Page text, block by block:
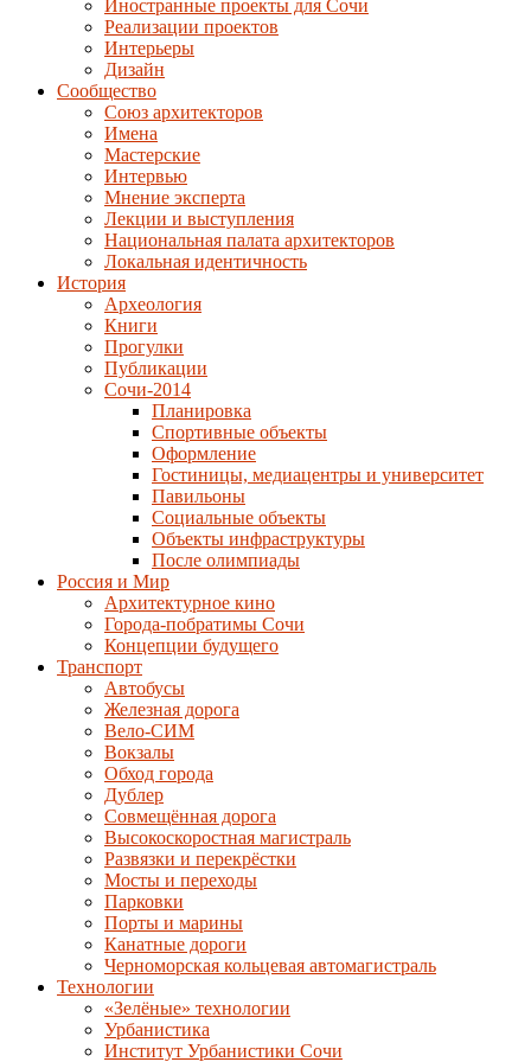
Иностранные проекты для Сочи
Реализации проектов
Интерьеры
Дизайн
Сообщество
Союз архитекторов
Имена
Мастерские
Интервью
Мнение эксперта
Лекции и выступления
Национальная палата архитекторов
Локальная идентичность
История
Археология
Книги
Прогулки
Публикации
Сочи-2014
Планировка
Спортивные объекты
Оформление
Гостиницы, медиацентры и университет
Павильоны
Социальные объекты
Объекты инфраструктуры
После олимпиады
Россия и Мир
Архитектурное кино
Города-побратимы Сочи
Концепции будущего
Транспорт
Автобусы
Железная дорога
Вело-СИМ
Вокзалы
Обход города
Дублер
Совмещённая дорога
Высокоскоростная магистраль
Развязки и перекрёстки
Мосты и переходы
Парковки
Порты и марины
Канатные дороги
Черноморская кольцевая автомагистраль
Технологии
«Зелёные» технологии
Урбанистика
Институт Урбанистики Сочи